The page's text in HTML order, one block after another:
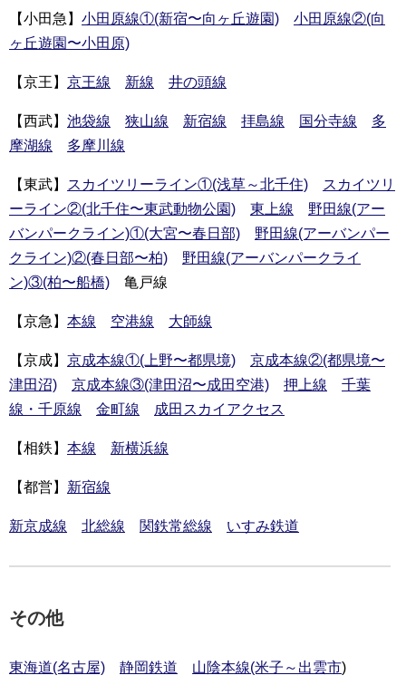
【小田急】 小田原線①(新宿〜向ヶ丘遊園)
小田原線②(向
ヶ丘遊園〜小田原)
【京王】 京王線 新線 井の頭線
【西武】 池袋線 狭山線 新宿線 拝島線 国分寺線
多
摩湖線
多摩川線
【東武】 スカイツリーライン①(浅草～北千住)
スカイツリ
ーライン②(北千住〜東武動物公園)
東上線
野田線(アー
バンパークライン)①(大宮〜春日部)
野田線(アーバンパー
クライン)②(春日部〜柏)
野田線(アーバンパークライ
ン)③(柏〜船橋) 亀戸線
【京急】 本線 空港線 大師線
【京成】 京成本線①(上野〜都県境)
京成本線②(都県境〜
津田沼)
京成本線③(津田沼〜成田空港) 押上線
千葉
線・千原線
金町線 成田スカイアクセス
【相鉄】 本線 新横浜線
【都営】 新宿線
新京成線 北総線 関鉄常総線 いすみ鉄道
その他
東海道(名古屋) 静岡鉄道 山陰本線(米子～出雲市)